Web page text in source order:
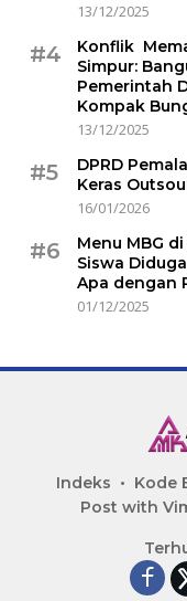
13/12/2025
#4
Konflik
Simpur:
Pemerintah
Kompak
13/12/2025
#5
DPRD
Keras
16/01/2026
#6
Menu MBG
Siswa
Apa dengan
01/12/2025
Indeks Kode
Post with